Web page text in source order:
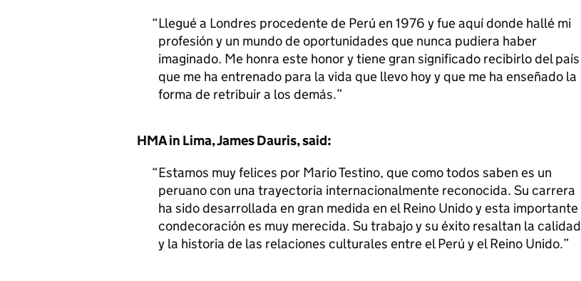
Llegué a Londres procedente de Perú en 1976 y fue aquí donde hallé mi
profesión y un mundo de oportunidades que nunca pudiera haber
imaginado. Me honra este honor y tiene gran significado recibirlo del país
que me ha entrenado para la vida que llevo hoy y que me ha enseñado la
forma de retribuir a los demás.
HMA in Lima, James Dauris, said:
Estamos muy felices por Mario Testino, que como todos saben es un
peruano con una trayectoria internacionalmente reconocida. Su carrera
ha sido desarrollada en gran medida en el Reino Unido y esta importante
condecoración es muy merecida. Su trabajo y su éxito resaltan la calidad
y la historia de las relaciones culturales entre el Perú y el Reino Unido.